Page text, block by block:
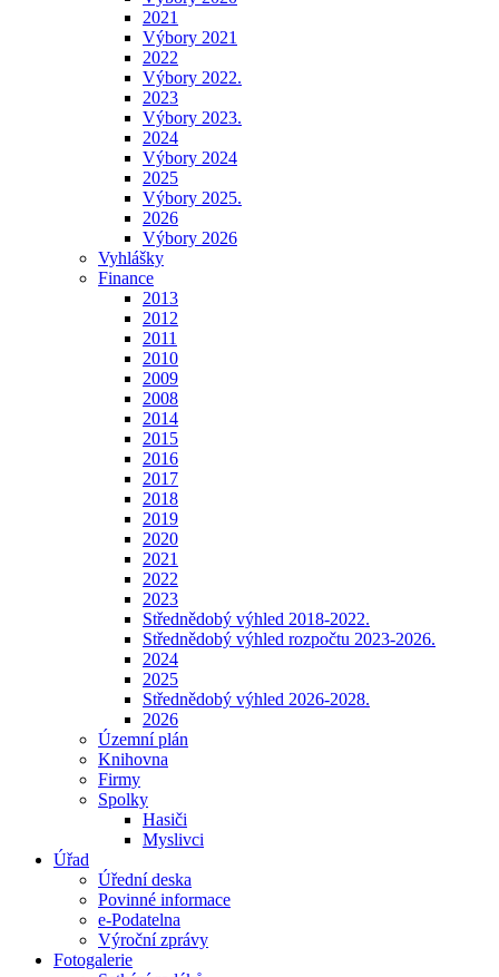
2021
Výbory 2021
2022
Výbory 2022.
2023
Výbory 2023.
2024
Výbory 2024
2025
Výbory 2025.
2026
Výbory 2026
Vyhlášky
Finance
2013
2012
2011
2010
2009
2008
2014
2015
2016
2017
2018
2019
2020
2021
2022
2023
Střednědobý výhled 2018-2022.
Střednědobý výhled rozpočtu 2023-2026.
2024
2025
Střednědobý výhled 2026-2028.
2026
Územní plán
Knihovna
Firmy
Spolky
Hasiči
Myslivci
Úřad
Úřední deska
Povinné informace
e-Podatelna
Výroční zprávy
Fotogalerie